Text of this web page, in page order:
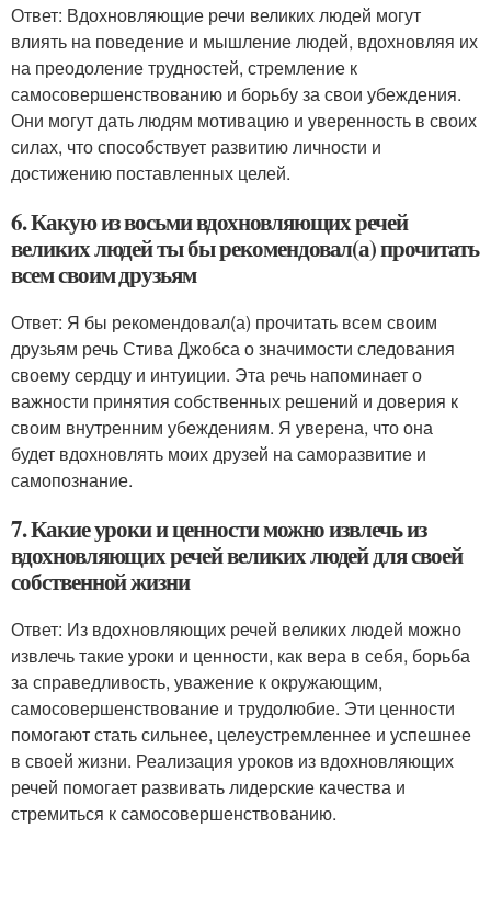
Ответ: Вдохновляющие речи великих людей могут
влиять на поведение и мышление людей, вдохновляя их
на преодоление трудностей, стремление к
самосовершенствованию и борьбу за свои убеждения.
Они могут дать людям мотивацию и уверенность в своих
силах, что способствует развитию личности и
достижению поставленных целей.
6. Какую из восьми вдохновляющих речей
великих людей ты бы рекомендовал(а) прочитать
всем своим друзьям
Ответ: Я бы рекомендовал(а) прочитать всем своим
друзьям речь Стива Джобса о значимости следования
своему сердцу и интуиции. Эта речь напоминает о
важности принятия собственных решений и доверия к
своим внутренним убеждениям. Я уверена, что она
будет вдохновлять моих друзей на саморазвитие и
самопознание.
7. Какие уроки и ценности можно извлечь из
вдохновляющих речей великих людей для своей
собственной жизни
Ответ: Из вдохновляющих речей великих людей можно
извлечь такие уроки и ценности, как вера в себя, борьба
за справедливость, уважение к окружающим,
самосовершенствование и трудолюбие. Эти ценности
помогают стать сильнее, целеустремленнее и успешнее
в своей жизни. Реализация уроков из вдохновляющих
речей помогает развивать лидерские качества и
стремиться к самосовершенствованию.